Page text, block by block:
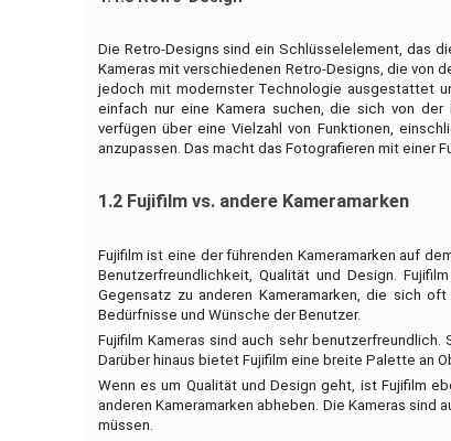
Die Retro-Designs sind ein Schlüsselelement, das
Kameras mit verschiedenen Retro-Designs, die von
jedoch mit modernster Technologie ausgestattet
einfach nur eine Kamera suchen, die sich von der
verfügen über eine Vielzahl von Funktionen,
anzupassen. Das macht das Fotografieren mit einer
1.2 Fujifilm vs. andere Kameramarken
Fujifilm ist eine der führenden Kameramarken auf
Benutzerfreundlichkeit, Qualität und Design.
Gegensatz zu anderen Kameramarken, die sich
Bedürfnisse und Wünsche der Benutzer.
Fujifilm Kameras sind auch sehr
Darüber hinaus bietet Fujifilm eine breite Palette an
Wenn es um Qualität und Design geht, ist Fujifilm
anderen Kameramarken abheben. Die Kameras
müssen.